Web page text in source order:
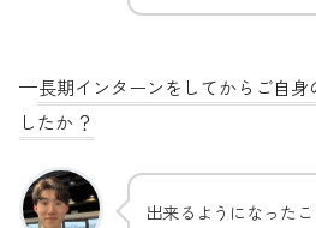
—長期インターンをしてからご自身
したか ？
出来るようになった